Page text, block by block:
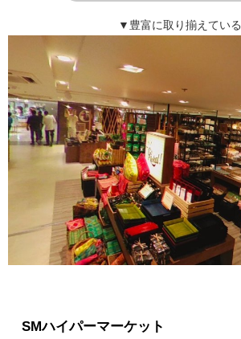
▼豊富に取り揃えている
SMハイパーマーケット